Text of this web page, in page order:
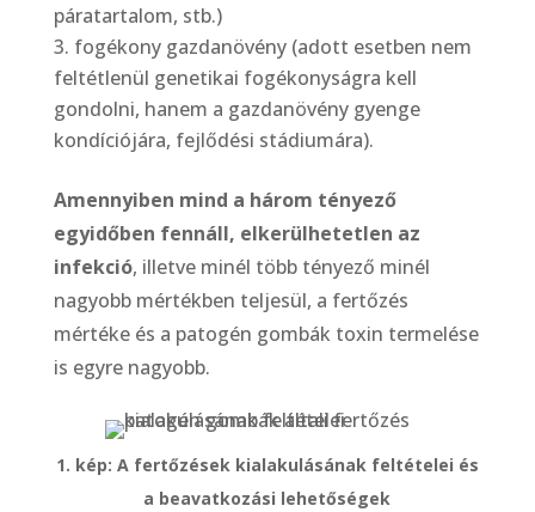
páratartalom, stb.)
fogékony gazdanövény (adott esetben nem
feltétlenül genetikai fogékonyságra kell
gondolni, hanem a gazdanövény gyenge
kondíciójára, fejlődési stádiumára).
Amennyiben mind a három tényező
egyidőben fennáll, elkerülhetetlen az
infekció, illetve minél több tényező minél
nagyobb mértékben teljesül, a fertőzés
mértéke és a patogén gombák toxin termelése
is egyre nagyobb.
1. kép: A fertőzések kialakulásának feltételei és
a beavatkozási lehetőségek